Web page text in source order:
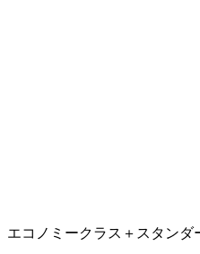
エコノミークラス＋スタンダ